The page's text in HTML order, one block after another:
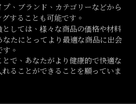
、ブランド、カテゴリーなどから
することも可能です。
しては、様々な商品の価格や材料
たにとってより最適な商品に出会
。
で、あなたがより健康的で快適な
ることができることを願っていま